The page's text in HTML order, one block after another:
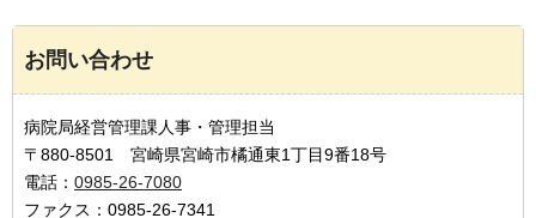
お問い合わせ
病院局経営管理課人事・管理担当
〒880-8501 宮崎県宮崎市橘通東1丁目9番18号
電話： 0985-26-7080
ファクス：0985-26-7341